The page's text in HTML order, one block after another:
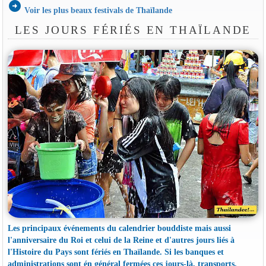
arrow_circle_right Voir les plus beaux festivals de Thaïlande
LES JOURS FÉRIÉS EN THAÏLANDE
Les principaux événements du calendrier bouddiste mais aussi
l'anniversaire du Roi et celui de la Reine et d'autres jours liés à
l'Histoire du Pays sont fériés en Thaïlande. Si les banques et
administrations sont én général fermées ces jours-là, transports,